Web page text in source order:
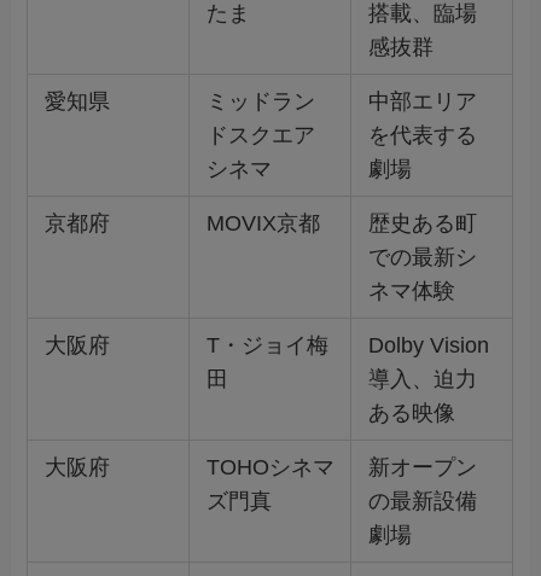
たま
搭載、臨場
感抜群
愛知県
ミッドラン
ドスクエア
シネマ
中部エリア
を代表する
劇場
京都府 MOVIX京都
歴史ある町
での最新シ
ネマ体験
大阪府
T・ジョイ梅
田
Dolby Vision
導入、迫力
ある映像
大阪府
TOHOシネマ
ズ門真
新オープン
の最新設備
劇場